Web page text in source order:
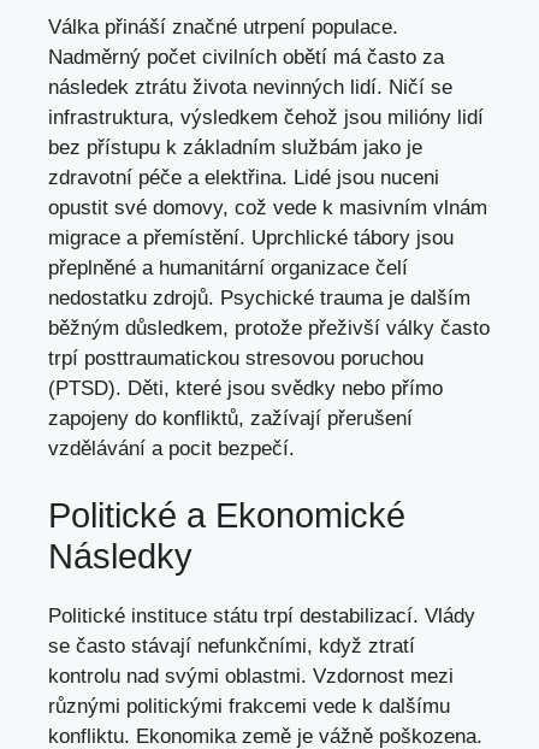
Válka přináší značné utrpení populace.
Nadměrný počet civilních obětí má často za
následek ztrátu života nevinných lidí. Ničí se
infrastruktura, výsledkem čehož jsou milióny lidí
bez přístupu k základním službám jako je
zdravotní péče a elektřina. Lidé jsou nuceni
opustit své domovy, což vede k masivním vlnám
migrace a přemístění. Uprchlické tábory jsou
přeplněné a humanitární organizace čelí
nedostatku zdrojů. Psychické trauma je dalším
běžným důsledkem, protože přeživší války často
trpí posttraumatickou stresovou poruchou
(PTSD). Děti, které jsou svědky nebo přímo
zapojeny do konfliktů, zažívají přerušení
vzdělávání a pocit bezpečí.
Politické a Ekonomické
Následky
Politické instituce státu trpí destabilizací. Vlády
se často stávají nefunkčními, když ztratí
kontrolu nad svými oblastmi. Vzdornost mezi
různými politickými frakcemi vede k dalšímu
konfliktu. Ekonomika země je vážně poškozena.